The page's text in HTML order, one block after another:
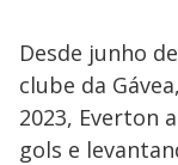
Desde junho
clube da
2023, Everton
gols e